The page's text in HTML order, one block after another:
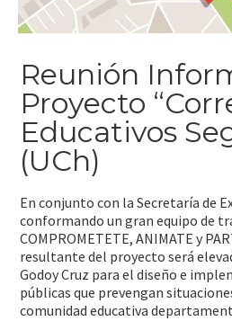
Reunión
Proyecto
Educativos
(UCh)
En conjunto con la Secretaría de
conformando un gran equipo de
COMPROMETETE, ANIMATE y
resultante del proyecto será
Godoy Cruz para el diseño e
públicas que prevengan
comunidad educativa